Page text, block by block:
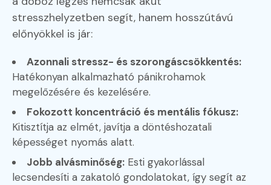
stresszhelyzetben segít, hanem hosszútávú
előnyökkel is jár:
Azonnali stressz- és szorongáscsökkentés:
Hatékonyan alkalmazható pánikrohamok
megelőzésére és kezelésére.
Fokozott koncentráció és mentális fókusz:
Kitisztítja az elmét, javítja a döntéshozatali
képességet nyomás alatt.
Jobb alvásminőség: Esti gyakorlással
lecsendesíti a zakatoló gondolatokat, így segít az